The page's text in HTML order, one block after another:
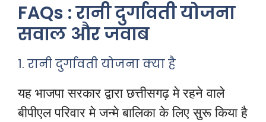
FAQs : रानी दुर्गावती योजना
सवाल और जवाब
1. रानी दुर्गावती योजना क्या है
यह भाजपा सरकार द्वारा छत्तीसगढ़ मे रहने वाले
बीपीएल परिवार मे जन्मे बालिका के लिए सुरू किया है